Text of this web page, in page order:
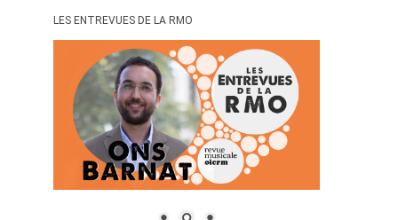
LES ENTREVUES DE LA RMO